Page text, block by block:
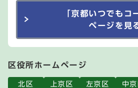
「京都いつでもコ
ページを見
区役所ホームページ
北区 上京区 左京区 中京